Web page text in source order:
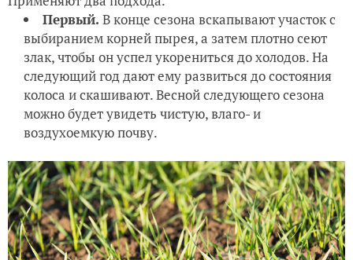
Первый. В конце сезона вскапывают участок с
выбиранием корней пырея, а затем плотно сеют
злак, чтобы он успел укорениться до холодов. На
следующий год дают ему развиться до состояния
колоса и скашивают. Весной следующего сезона
можно будет увидеть чистую, влаго- и
воздухоемкую почву.